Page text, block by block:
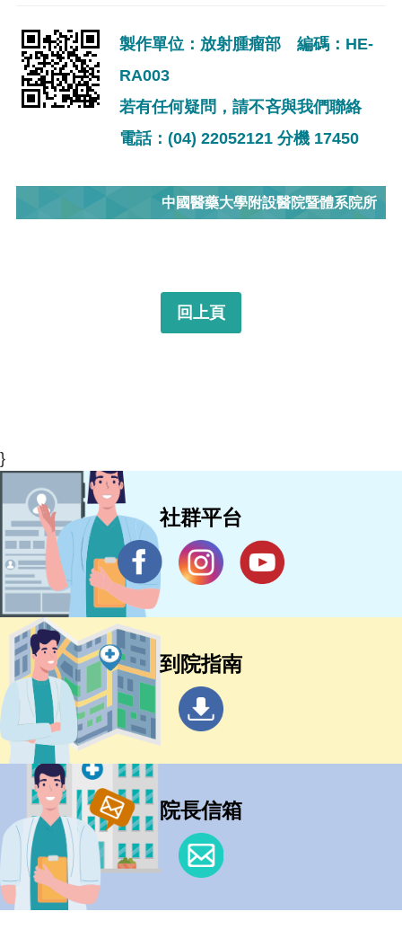
製作單位：放射腫瘤部 編碼：HE-
RA003
若有任何疑問，請不吝與我們聯絡
電話：(04) 22052121 分機 17450
中國醫藥大學附設醫院暨體系院所
回上頁
}
社群平台
到院指南
院長信箱